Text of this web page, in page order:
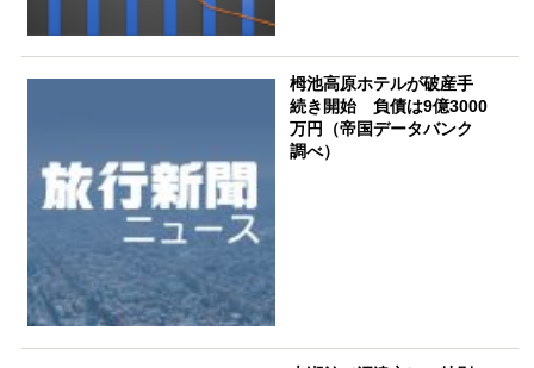
栂池高原ホテルが破産手
続き開始 負債は9億3000
万円（帝国データバンク
調べ）